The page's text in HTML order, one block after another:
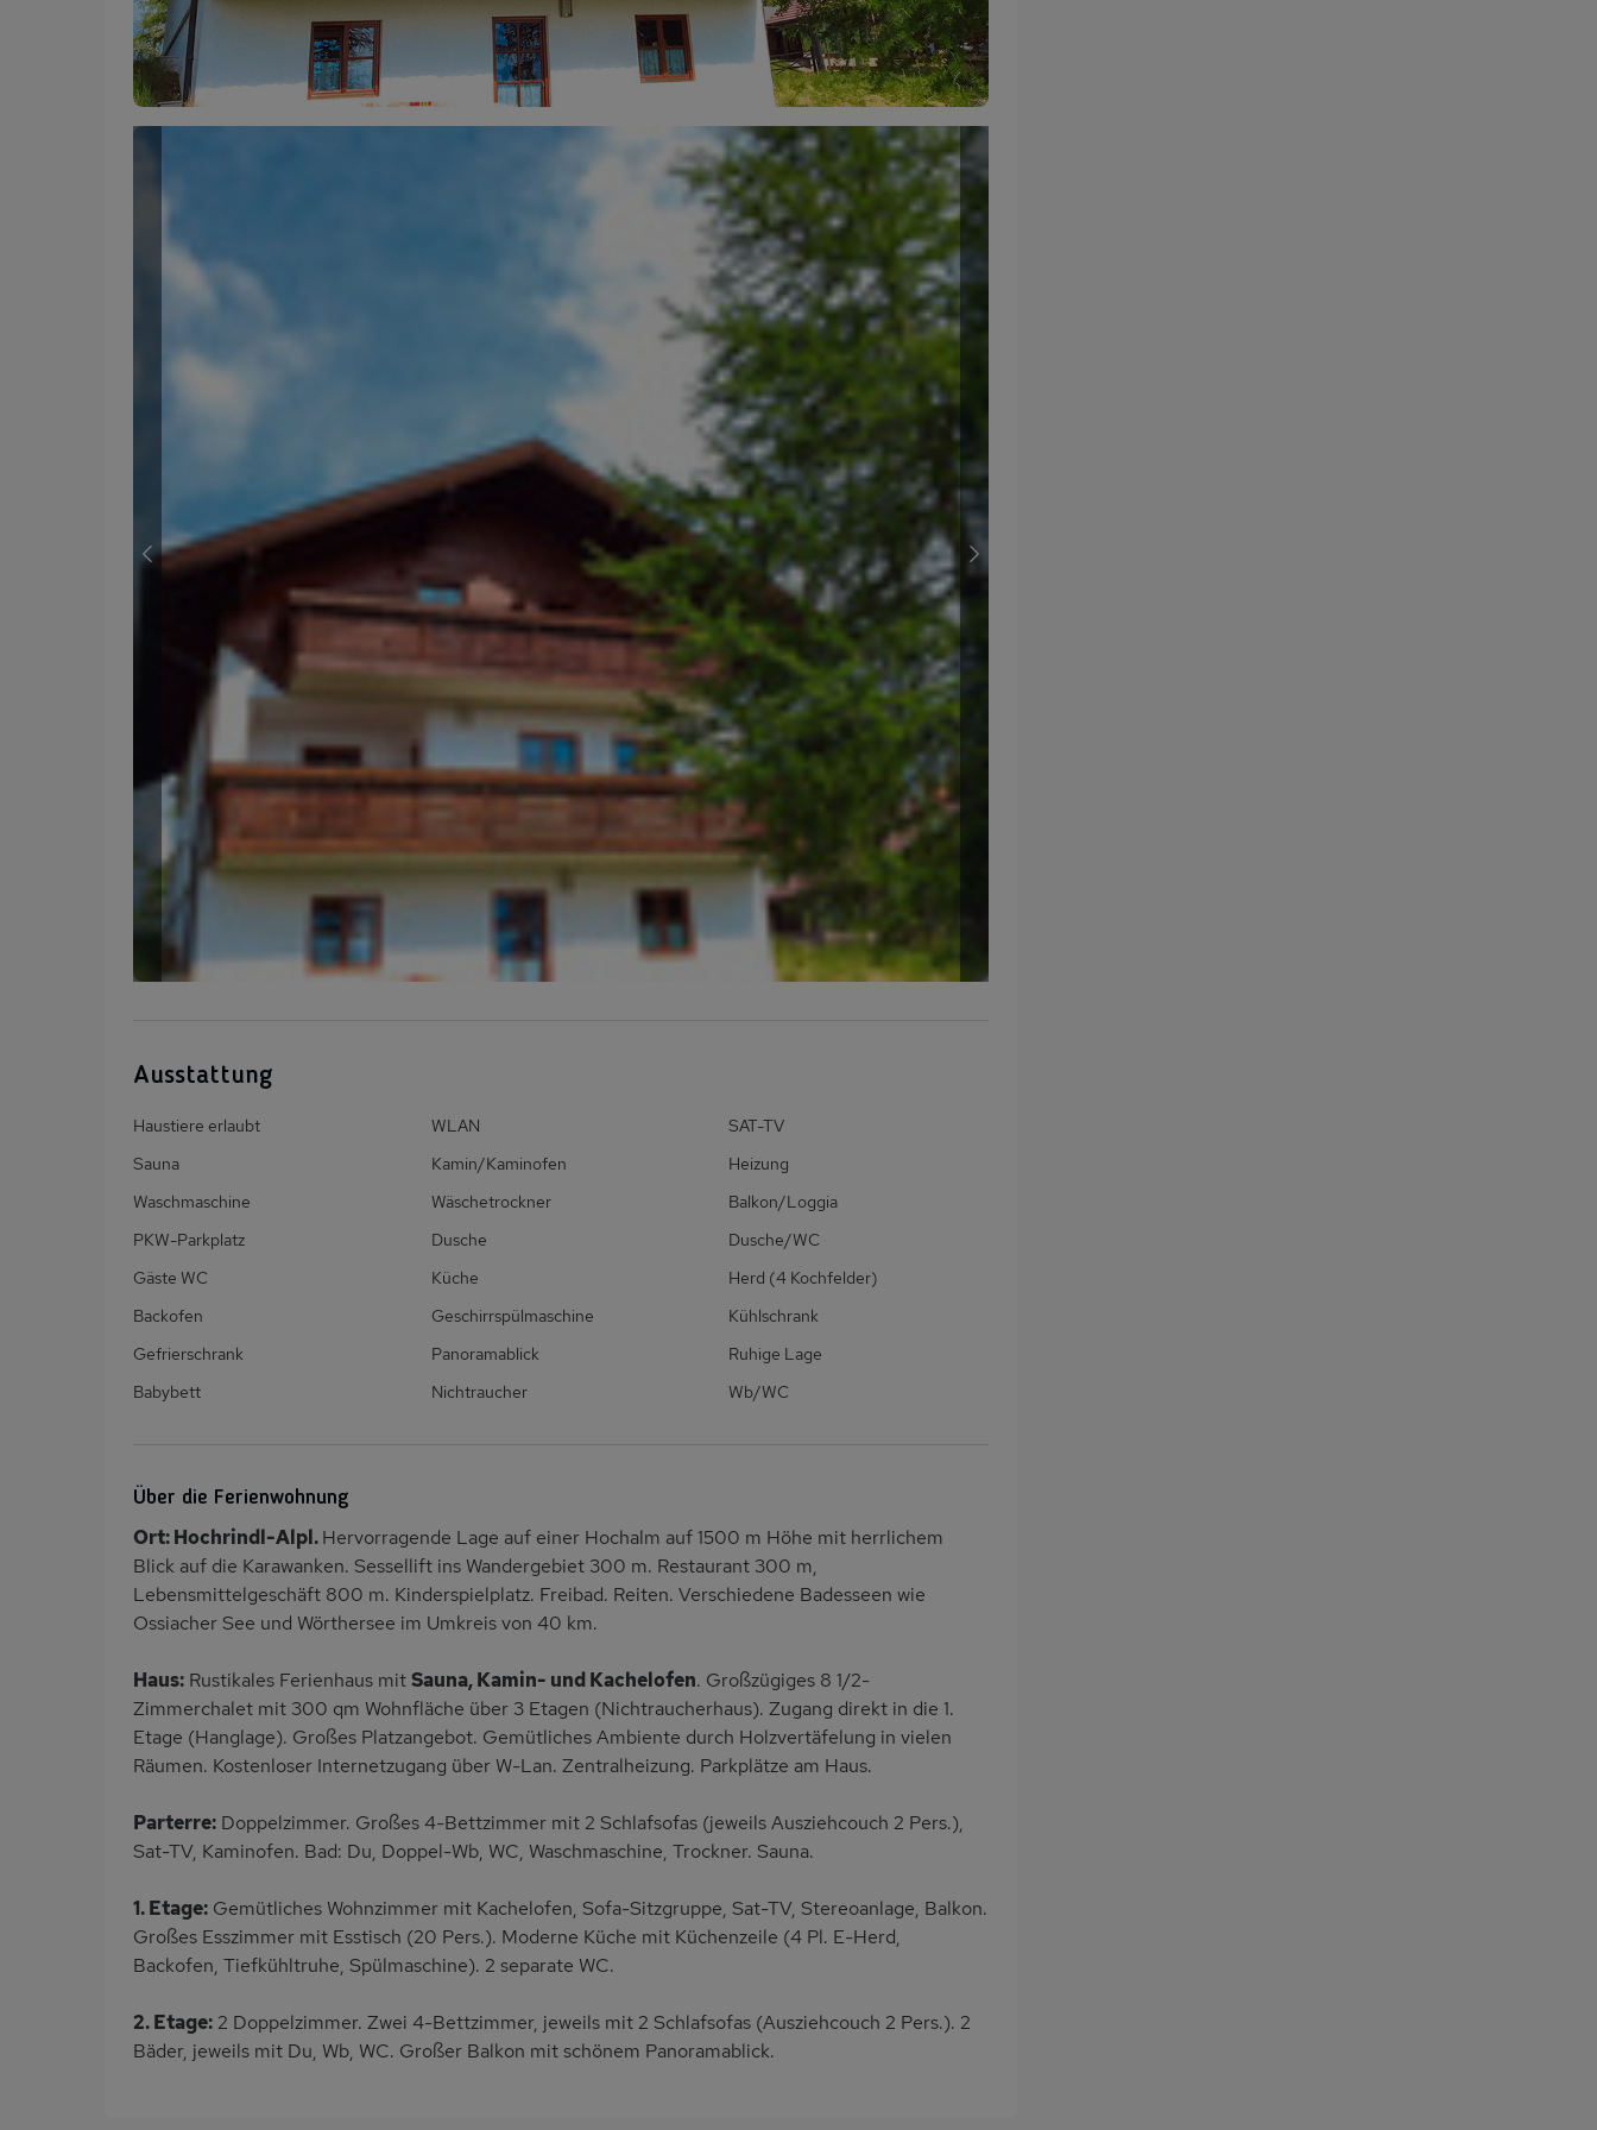
Ausstattung
Haustiere erlaubt WLAN
SAT-TV
Sauna
Kamin/Kaminofen
Heizung
Waschmaschine
Wäschetrockner
Balkon/Loggia
PKW-Parkplatz
Dusche
Dusche/WC
Gäste WC
Küche
Herd (4 Kochfelder)
Backofen
Geschirrspülmaschine
Kühlschrank
Gefrierschrank
Panoramablick
Ruhige Lage
Babybett
Nichtraucher Wb/WC
Über die Ferienwohnung
Ort: Hochrindl-Alpl.Hervorragende Lage auf einer Hochalm auf 1500 m Höhe mit herrlichem
Blick auf die Karawanken. Sessellift ins Wandergebiet 300 m. Restaurant 300 m,
Lebensmittelgeschäft 800 m. Kinderspielplatz. Freibad. Reiten. Verschiedene Badesseen wie
Ossiacher See und Wörthersee im Umkreis von 40 km.
Haus: Rustikales Ferienhaus mitSauna, Kamin- und Kachelofen. Großzügiges 8 1/2-
Zimmerchalet mit 300 qm Wohnfläche über 3 Etagen (Nichtraucherhaus). Zugang direkt in die 1.
Etage (Hanglage). Großes Platzangebot. Gemütliches Ambiente durch Holzvertäfelung in vielen
Räumen. Kostenloser Internetzugang über W-Lan. Zentralheizung. Parkplätze am Haus.
Parterre: Doppelzimmer. Großes 4-Bettzimmer mit 2 Schlafsofas (jeweils Ausziehcouch 2 Pers.),
Sat-TV, Kaminofen. Bad: Du, Doppel-Wb, WC, Waschmaschine, Trockner. Sauna.
1. Etage: Gemütliches Wohnzimmer mit Kachelofen, Sofa-Sitzgruppe, Sat-TV, Stereoanlage, Balkon.
Großes Esszimmer mit Esstisch (20 Pers.). Moderne Küche mit Küchenzeile (4 Pl. E-Herd,
Backofen, Tiefkühltruhe, Spülmaschine). 2 separate WC.
2. Etage: 2 Doppelzimmer. Zwei 4-Bettzimmer, jeweils mit 2 Schlafsofas (Ausziehcouch 2 Pers.). 2
Bäder, jeweils mit Du, Wb, WC. Großer Balkon mit schönem Panoramablick.